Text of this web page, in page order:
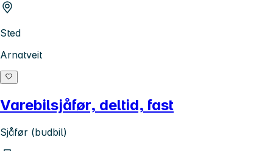
Sted
Arnatveit
Varebilsjåfør, deltid, fast
Sjåfør (budbil)